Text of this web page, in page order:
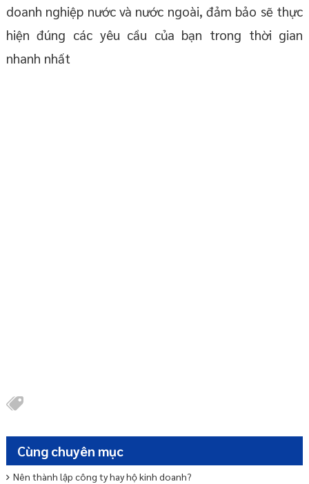
doanh nghiệp nước và nước ngoài, đảm bảo sẽ thực
hiện đúng các yêu cầu của bạn trong thời gian
nhanh nhất
Cùng chuyên mục
Nên thành lập công ty hay hộ kinh doanh?